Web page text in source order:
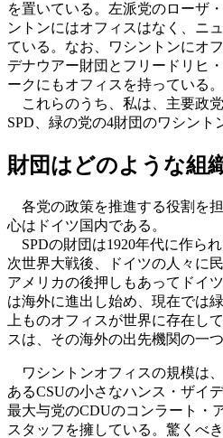
を置いている。左派党のローザ
ントンにはオフィスはなく、ニ
ている。なお、ワシントンにオ
デナウアー財団とフリードリヒ
ークにもオフィスを持っている。
これらのうち、私は、主要政党
SPD、緑の党の4財団のワシント
財団はどのような組
各党の政策を推進する役割を
心はドイツ国内である。
SPDの財団は1920年代に作ら
次世界大戦後、ドイツの人々に
アメリカの後押しもあってドイ
は海外に進出し始め、現在では
上ものオフィスが世界に存在し
スは、その海外の出先機関の一
ワシントンオフィスの規模は
あるCSUの小さなハンス・ザイ
最大与党のCDUのコンラート・
スタッフを擁している。驚くべ